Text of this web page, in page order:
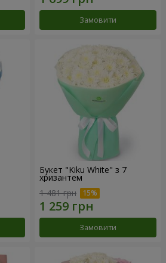
Замовити
Букет "Kiku White" з 7
хризантем
1 481 грн
Замовити